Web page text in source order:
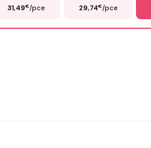
31,49€/pce 29,74€/pce